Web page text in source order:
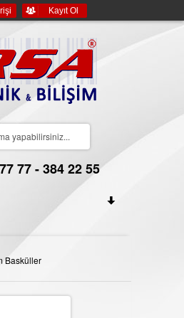
Kayıt Ol
77 - 384 22 55
Basküller